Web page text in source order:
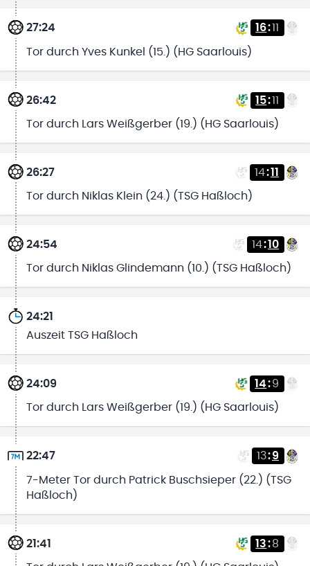
27:24 16:11
Tor durch Yves Kunkel (15.) (HG Saarlouis)
26:42 15:11
Tor durch Lars Weißgerber (19.) (HG Saarlouis)
26:27 14:11
Tor durch Niklas Klein (24.) (TSG Haßloch)
24:54 14:10
Tor durch Niklas Glindemann (10.) (TSG Haßloch)
24:21
Auszeit TSG Haßloch
24:09 14:9
Tor durch Lars Weißgerber (19.) (HG Saarlouis)
22:47 13:9
7-Meter Tor durch Patrick Buschsieper (22.) (TSG
Haßloch)
21:41 13:8